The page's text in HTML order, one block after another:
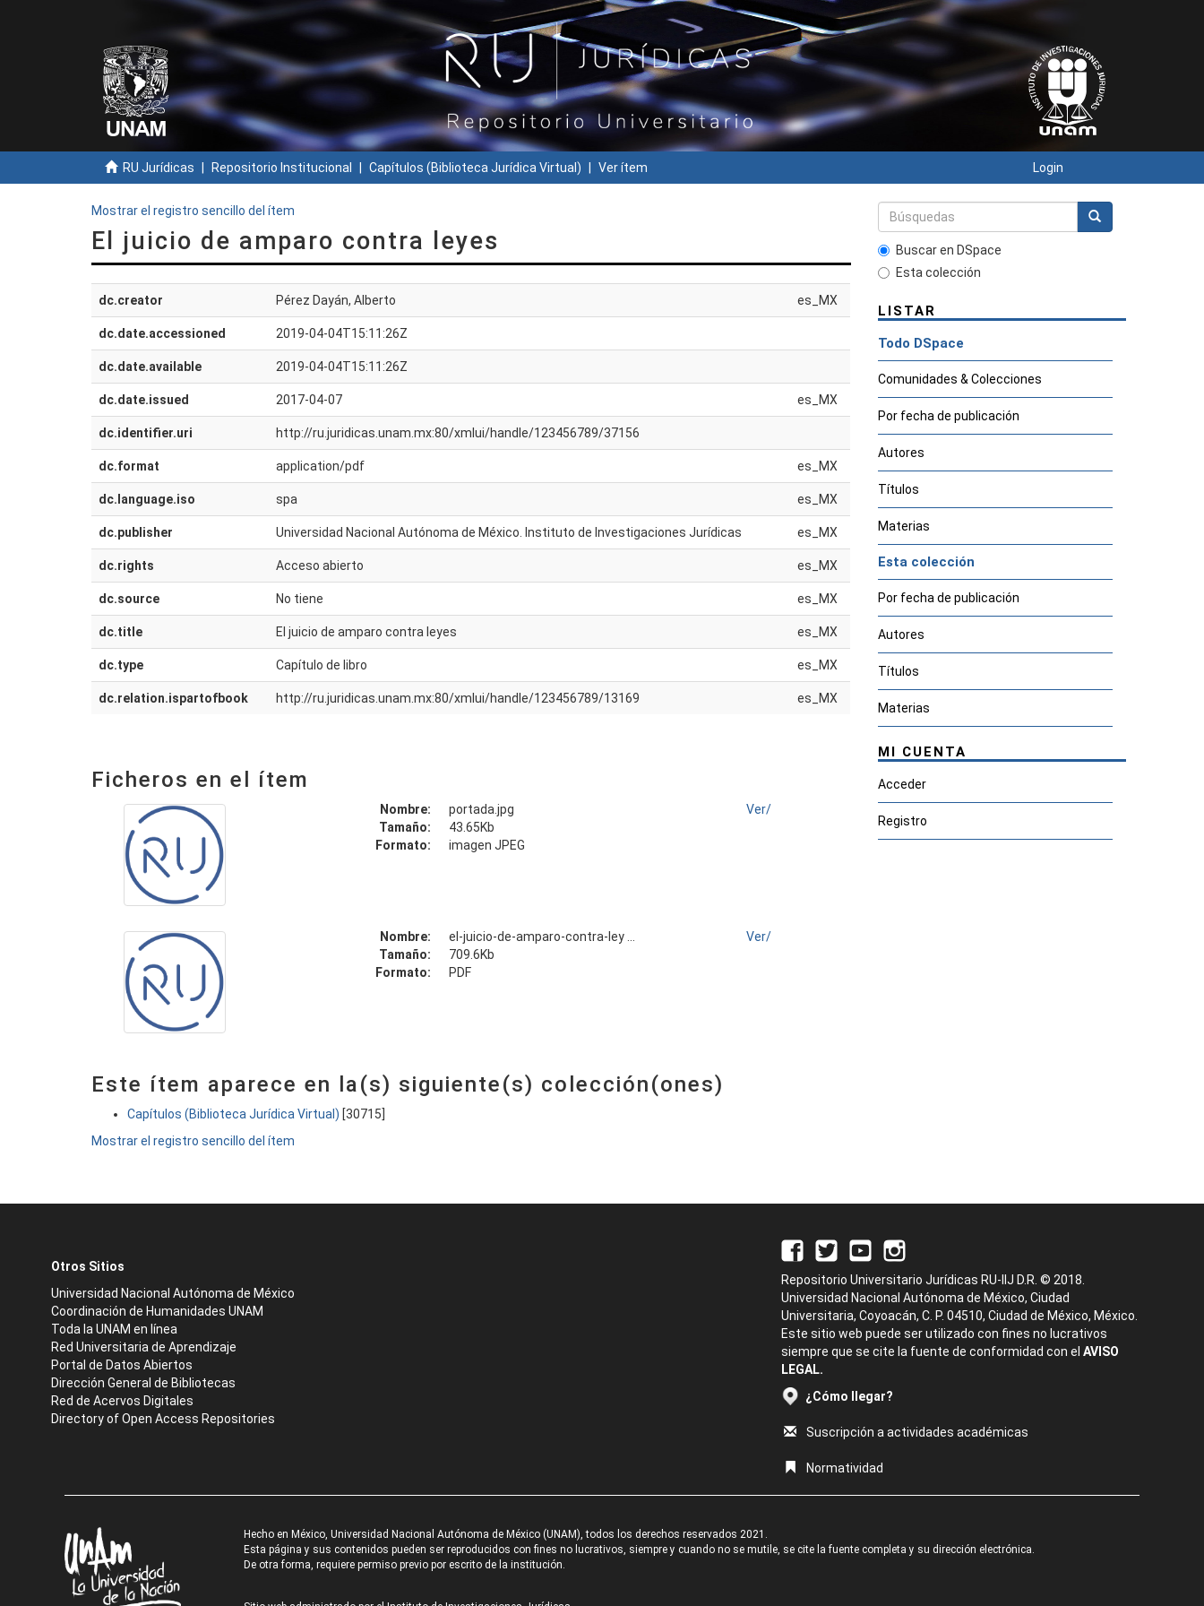
RU Jurídicas Repositorio Institucional Capítulos (Biblioteca Jurídica Virtual) Ver ítem Login
Mostrar el registro sencillo del ítem
El juicio de amparo contra leyes
dc.creator Pérez Dayán, Alberto es_MX
dc.date.accessioned 2019-04-04T15:11:26Z
dc.date.available 2019-04-04T15:11:26Z
dc.date.issued 2017-04-07 es_MX
dc.identifier.uri http://ru.juridicas.unam.mx:80/xmlui/handle/123456789/37156
dc.format application/pdf es_MX
dc.language.iso spa es_MX
dc.publisher Universidad Nacional Autónoma de México. Instituto de Investigaciones Jurídicas es_MX
dc.rights Acceso abierto es_MX
dc.source No tiene es_MX
dc.title El juicio de amparo contra leyes es_MX
dc.type Capítulo de libro es_MX
dc.relation.ispartofbook http://ru.juridicas.unam.mx:80/xmlui/handle/123456789/13169 es_MX
Ficheros en el ítem
Nombre:
portada.jpg
Tamaño:
43.65Kb
Formato:
imagen JPEG
Ver/
Nombre:
el-juicio-de-amparo-contra-ley ...
Tamaño:
709.6Kb
Formato:
PDF
Ver/
Este ítem aparece en la(s) siguiente(s) colección(ones)
Capítulos (Biblioteca Jurídica Virtual) [30715]
Mostrar el registro sencillo del ítem
Buscar en DSpace
Esta colección
LISTAR
Todo DSpace
Comunidades & Colecciones
Por fecha de publicación
Autores
Títulos
Materias
Esta colección
Por fecha de publicación
Autores
Títulos
Materias
MI CUENTA
Acceder
Registro
Otros Sitios
Universidad Nacional Autónoma de México
Coordinación de Humanidades UNAM
Toda la UNAM en línea
Red Universitaria de Aprendizaje
Portal de Datos Abiertos
Dirección General de Bibliotecas
Red de Acervos Digitales
Directory of Open Access Repositories
Repositorio Universitario Jurídicas RU-IIJ D.R. © 2018.
Universidad Nacional Autónoma de México, Ciudad
Universitaria, Coyoacán, C. P. 04510, Ciudad de México, México.
Este sitio web puede ser utilizado con fines no lucrativos
siempre que se cite la fuente de conformidad con el AVISO
LEGAL.
¿Cómo llegar?
Suscripción a actividades académicas
Normatividad
Hecho en México, Universidad Nacional Autónoma de México (UNAM), todos los derechos reservados 2021.
Esta página y sus contenidos pueden ser reproducidos con fines no lucrativos, siempre y cuando no se mutile, se cite la fuente completa y su dirección electrónica.
De otra forma, requiere permiso previo por escrito de la institución.